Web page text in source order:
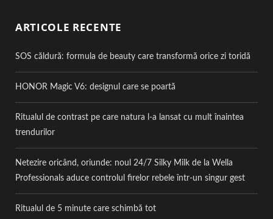
ARTICOLE RECENTE
SOS căldură: formula de beauty care transformă orice zi toridă
HONOR Magic V6: designul care se poartă
Ritualul de contrast pe care natura l-a lansat cu mult înaintea
trendurilor
Netezire oricând, oriunde: noul 24/7 Silky Milk de la Wella
Professionals aduce controlul firelor rebele într-un singur gest
Ritualul de 5 minute care schimbă tot